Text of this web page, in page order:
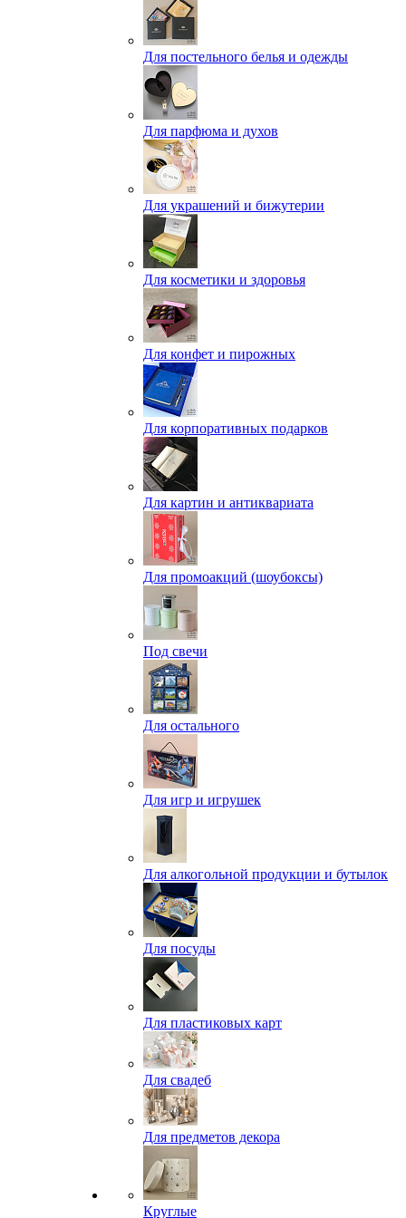
Для постельного белья и одежды
Для парфюма и духов
Для украшений и бижутерии
Для косметики и здоровья
Для конфет и пирожных
Для корпоративных подарков
Для картин и антиквариата
Для промоакций (шоубоксы)
Под свечи
Для остального
Для игр и игрушек
Для алкогольной продукции и бутылок
Для посуды
Для пластиковых карт
Для свадеб
Для предметов декора
Круглые